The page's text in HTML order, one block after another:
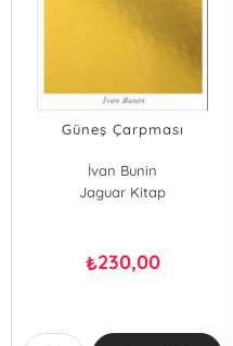
Güneş Çarpması
İvan Bunin
Jaguar Kitap
₺230,00